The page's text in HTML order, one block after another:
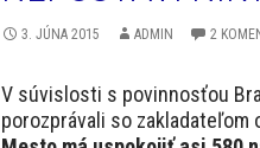
3. JÚNA 2015 ADMIN 2
V súvislosti s povinnosťou
porozprávali so zakladateľom